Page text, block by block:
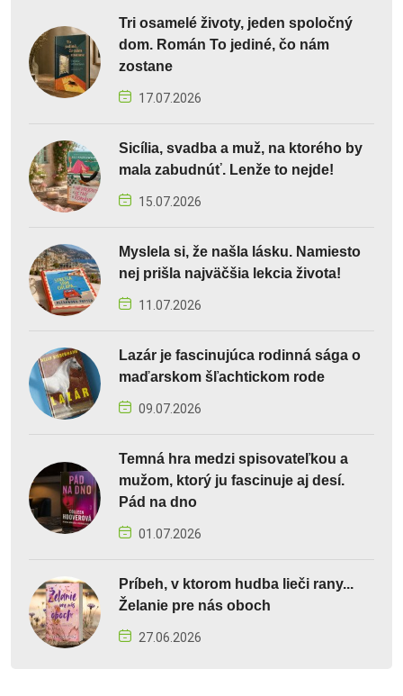
Tri osamelé životy, jeden spoločný
dom. Román To jediné, čo nám
zostane
17.07.2026
Sicília, svadba a muž, na ktorého by
mala zabudnúť. Lenže to nejde!
15.07.2026
Myslela si, že našla lásku. Namiesto
nej prišla najväčšia lekcia života!
11.07.2026
Lazár je fascinujúca rodinná sága o
maďarskom šľachtickom rode
09.07.2026
Temná hra medzi spisovateľkou a
mužom, ktorý ju fascinuje aj desí.
Pád na dno
01.07.2026
Príbeh, v ktorom hudba lieči rany...
Želanie pre nás oboch
27.06.2026